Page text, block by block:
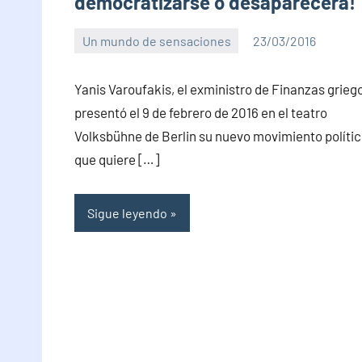
Un mundo de sensaciones 23/03/2016
comentarios
Y​anis Varoufakis, el exministro de Finanzas
presentó el 9 de febrero de 2016 en el teatro
Volksbühne de Berlin su nuevo movimiento
que quiere […]
Sigue leyendo